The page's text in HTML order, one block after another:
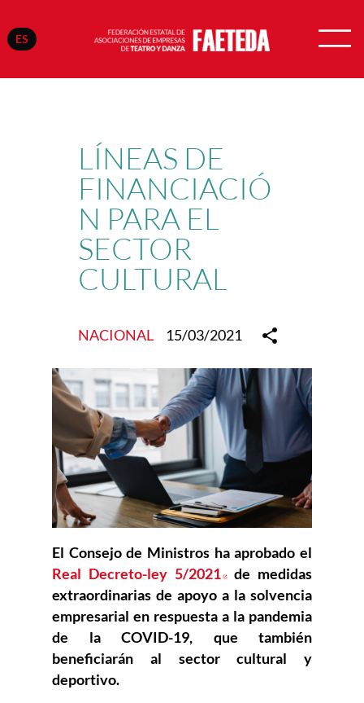
ES
Saltar
LÍNEAS DE
FINANCIACIÓ
N PARA EL
SECTOR
CULTURAL
NACIONAL 15/03/2021
El Consejo de Ministros ha aprobado el
Real Decreto-ley 5/2021 Abre en nueva
de medidas
extraordinarias de apoyo a la solvencia
empresarial en respuesta a la pandemia
de la COVID-19, que también
beneficiarán al sector cultural y
deportivo.